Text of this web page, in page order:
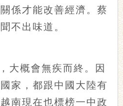
係才能改善經濟。蔡
不出味道。
大概會無疾而終。因
家，都跟中國大陸有
南現在也標榜一中政